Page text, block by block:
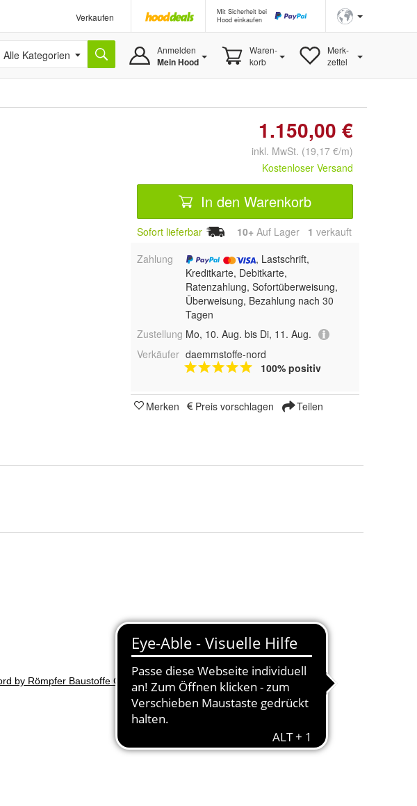
Verkaufen
Mit Sicherheit bei
Hood einkaufen
Alle Kategorien Anmelden
Mein Hood
Waren-
korb
Merk-
zettel
1.150,00 €
inkl. MwSt. (19,17 €/m)
Kostenloser Versand
In den Warenkorb
Sofort lieferbar 10+ Auf Lager 1 verkauft
Zahlung
, Lastschrift,
Kreditkarte, Debitkarte,
Ratenzahlung, Sofortüberweisung,
Überweisung, Bezahlung nach 30
Tagen
Zustellung Mo, 10. Aug. bis Di, 11. Aug.
Verkäufer daemmstoffe-nord
100% positiv
Merken Preis vorschlagen Teilen